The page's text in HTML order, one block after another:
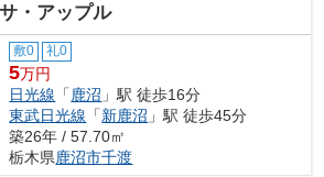
・アップル
敷0 礼0
5万円
日光線 「 鹿沼 」駅 徒歩16分
東武日光線 「新鹿沼 」駅 徒歩45分
築26年 / 57.70㎡
栃木県鹿沼市千渡